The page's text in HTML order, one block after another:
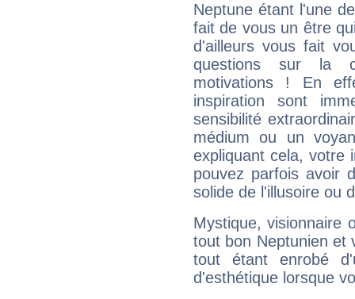
Neptune étant l'une
fait de vous un être
d'ailleurs vous fait
questions sur la
motivations ! En
inspiration sont
sensibilité
médium ou un
expliquant cela, votre
pouvez parfois avoir
solide de l'illusoire ou
Mystique, visionnaire
tout bon Neptunien et
tout étant enrobé
d'esthétique lorsque